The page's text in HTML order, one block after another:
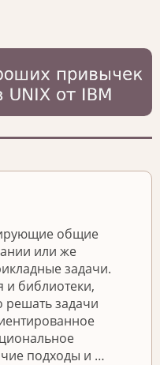
общие
или же
задачи.
библиотеки,
задачи
подходы и …